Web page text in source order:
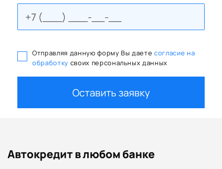
Отправляя данную форму Вы даете согласие на
обработку своих персональных данных
Оставить заявку
Автокредит в любом банке